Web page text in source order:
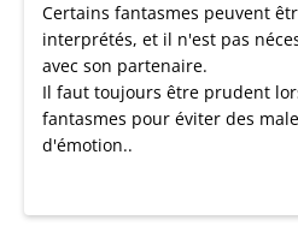
Certains fantasmes peuvent
interprétés, et il n'est pas
avec son partenaire.
Il faut toujours être prudent
fantasmes pour éviter des
d'émotion..